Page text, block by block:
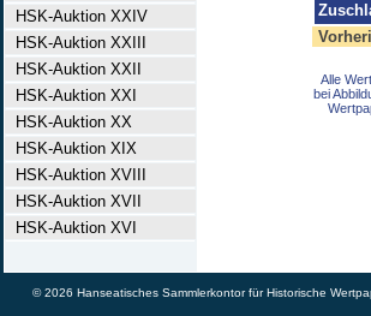
HSK-Auktion XXIV
HSK-Auktion XXIII
HSK-Auktion XXII
HSK-Auktion XXI
HSK-Auktion XX
HSK-Auktion XIX
HSK-Auktion XVIII
HSK-Auktion XVII
HSK-Auktion XVI
Alle
bei
© 2026 Hanseatisches Sammlerkontor für Historische